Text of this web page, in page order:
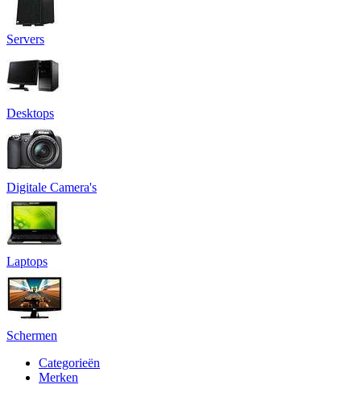
Servers
Desktops
Digitale Camera's
Laptops
Schermen
Categorieën
Merken